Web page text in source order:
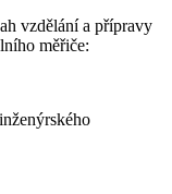
vzdělání a přípravy
měřiče: